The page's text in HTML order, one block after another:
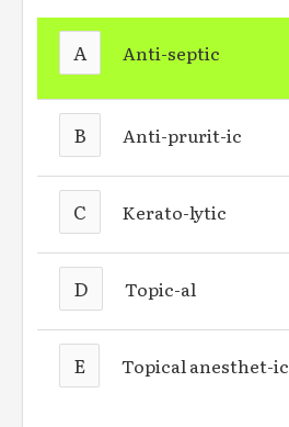
A Anti-septic
B Anti-prurit-ic
C Kerato-lytic
D Topic-al
E Topical anesthet-ic